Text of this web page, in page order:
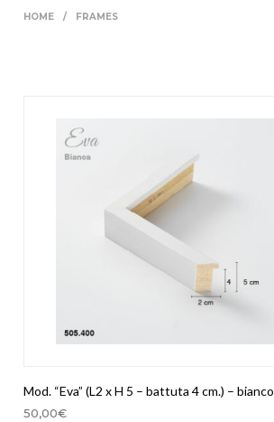
HOME / FRAMES
Mod. “Eva” (L2 x H 5 – battuta 4 cm.) – bianco
50,00€